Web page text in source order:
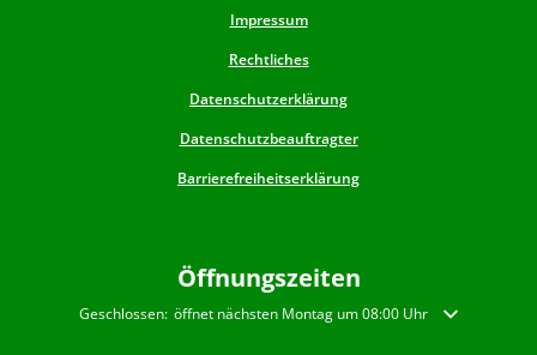
Impressum
Rechtliches
Datenschutzerklärung
Datenschutzbeauftragter
Barrierefreiheitserklärung
Öffnungszeiten
Klicken, um weitere Öffnungs- oder Schließzeiten auszublenden
Geschlossen: öffnet nächsten Montag um 08:00 Uhr